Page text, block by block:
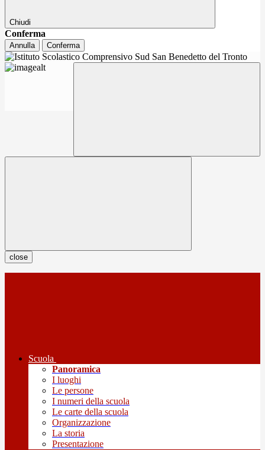
Chiudi
Conferma
Annulla Conferma
close
Scuola
Panoramica
I luoghi
Le persone
I numeri della scuola
Le carte della scuola
Organizzazione
La storia
Presentazione